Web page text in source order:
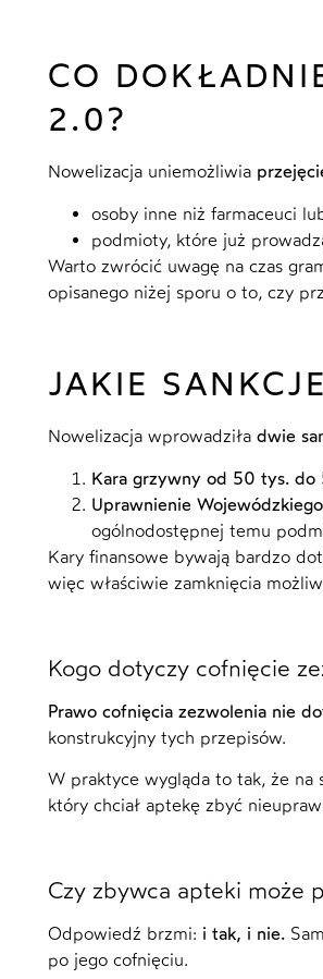
CO
2.0?
Nowelizacja uniemożliwia
osoby inne niż farmaceuci
podmioty, które już
Warto zwrócić uwagę na czas
opisanego niżej sporu o to, czy
JAKIE
Nowelizacja wprowadziła dwie
Kara grzywny od 50 tys. do
Uprawnienie
ogólnodostępnej temu
Kary finansowe bywają bardzo
więc właściwie zamknięcia
Kogo dotyczy cofnięcie
Prawo cofnięcia zezwolenia nie
konstrukcyjny tych przepisów.
W praktyce wygląda to tak, że
który chciał aptekę zbyć
Czy zbywca apteki może
Odpowiedź brzmi: i tak, i nie.
po jego cofnięciu.